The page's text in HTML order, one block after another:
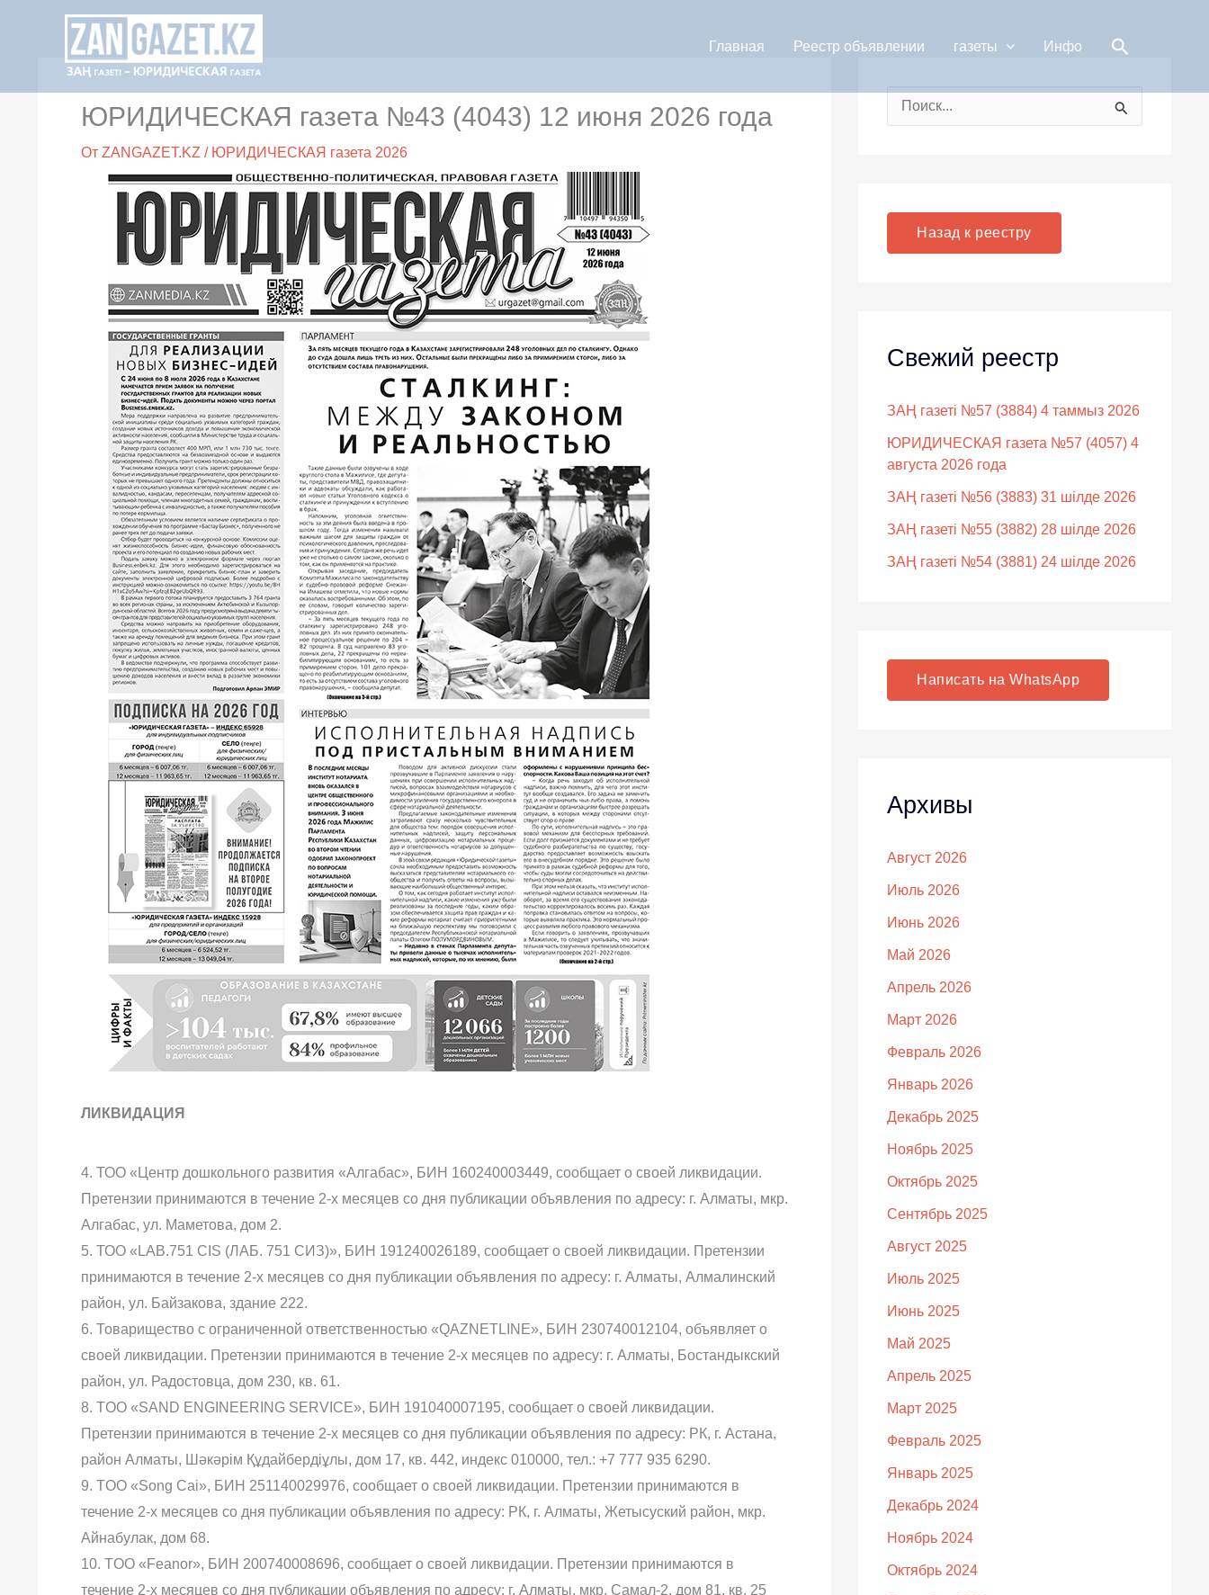
содержимому
Главная Реестр объявлении газеты Инфо Поиск
ЮРИДИЧЕСКАЯ газета №43 (4043) 12 июня 2026 года
От ZANGAZET.KZ / ЮРИДИЧЕСКАЯ газета 2026
ЛИКВИДАЦИЯ
4. ТОО «Центр дошкольного развития «Алгабас», БИН 160240003449, сообщает о своей ликвидации.
Претензии принимаются в течение 2-х месяцев со дня публикации объявления по адресу: г. Алматы, мкр.
Алгабас, ул. Маметова, дом 2.
5. ТОО «LAB.751 CIS (ЛАБ. 751 СИЗ)», БИН 191240026189, сообщает о своей ликвидации. Претензии
принимаются в течение 2-х месяцев со дня публикации объявления по адресу: г. Алматы, Алмалинский
район, ул. Байзакова, здание 222.
6. Товарищество с ограниченной ответственностью «QAZNETLINE», БИН 230740012104, объявляет о
своей ликвидации. Претензии принимаются в течение 2-х месяцев по адресу: г. Алматы, Бостандыкский
район, ул. Радостовца, дом 230, кв. 61.
8. TOO «SAND ENGINEERING SERVICE», БИН 191040007195, сообщает о своей ликвидации.
Претензии принимаются в течение 2-х месяцев со дня публикации объявления по адресу: РК, г. Астана,
район Алматы, Шәкәрім Құдайбердіұлы, дом 17, кв. 442, индекс 010000, тел.: +7 777 935 6290.
9. TOO «Song Cai», БИН 251140029976, сообщает о своей ликвидации. Претензии принимаются в
течение 2-х месяцев со дня публикации объявления по адресу: РК, г. Алматы, Жетысуский район, мкр.
Айнабулак, дом 68.
10. TOO «Feanor», БИН 200740008696, сообщает о своей ликвидации. Претензии принимаются в
течение 2-х месяцев со дня публикации объявления по адресу: г. Алматы, мкр. Самал-2, дом 81, кв. 25
:
Назад к реестру
Свежий реестр
ЗАҢ газеті №57 (3884) 4 таммыз 2026
ЮРИДИЧЕСКАЯ газета №57 (4057) 4
августа 2026 года
ЗАҢ газеті №56 (3883) 31 шілде 2026
ЗАҢ газеті №55 (3882) 28 шілде 2026
ЗАҢ газеті №54 (3881) 24 шілде 2026
Написать на WhatsApp
Архивы
Август 2026
Июль 2026
Июнь 2026
Май 2026
Апрель 2026
Март 2026
Февраль 2026
Январь 2026
Декабрь 2025
Ноябрь 2025
Октябрь 2025
Сентябрь 2025
Август 2025
Июль 2025
Июнь 2025
Май 2025
Апрель 2025
Март 2025
Февраль 2025
Январь 2025
Декабрь 2024
Ноябрь 2024
Октябрь 2024